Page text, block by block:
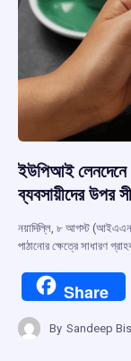
ইউপিআই লেনদেনে
ব্যবসায়ীদের উপর
নয়াদিল্লি, ৮ আগস্ট
পাঠানোর ক্ষেত্রে সাধারণ
Share
By Sandeep